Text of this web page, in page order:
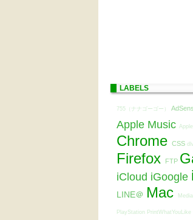
LABELS
755（ナナゴーゴー）
Apple Music
Chrome CSS
Firefox FTP
iCloud iGoogle
LINE＠ Mac
PlayStation PrintWhatYouLike